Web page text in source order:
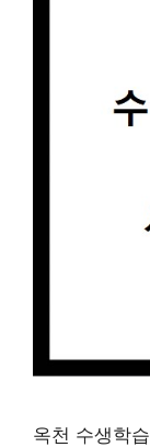
옥천 수생학